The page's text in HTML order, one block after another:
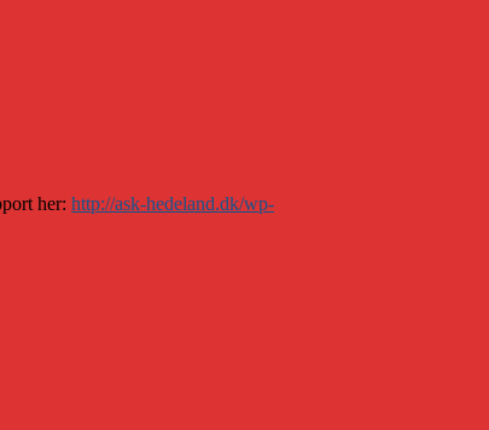
her: http://ask-hedeland.dk/wp-